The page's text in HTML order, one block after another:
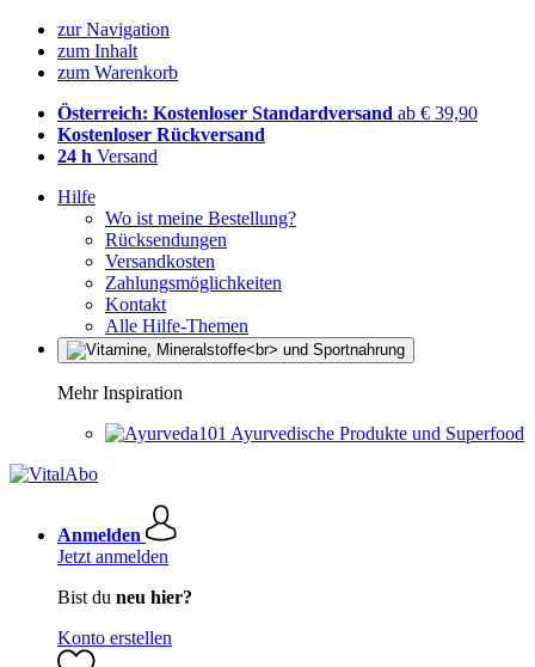
zur Navigation
zum Inhalt
zum Warenkorb
Österreich: Kostenloser Standardversand ab € 39,90
Kostenloser Rückversand
24 h Versand
Hilfe
Wo ist meine Bestellung?
Rücksendungen
Versandkosten
Zahlungsmöglichkeiten
Kontakt
Alle Hilfe-Themen
Mehr Inspiration
Ayurvedische Produkte und Superfood
Anmelden
Jetzt anmelden
Bist du neu hier?
Konto erstellen